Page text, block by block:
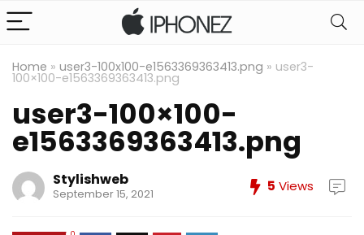
Home » user3-100x100-e1563369363413.png » user3-
100×100-e1563369363413.png
user3-100×100-
e1563369363413.png
Stylishweb
September 15, 2021 5 Views